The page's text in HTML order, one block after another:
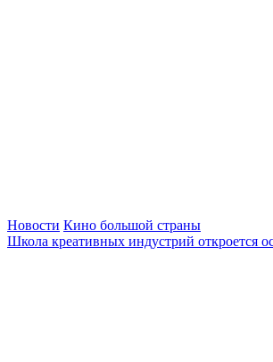
Новости Кино большой страны
Школа креативных индустрий откроется